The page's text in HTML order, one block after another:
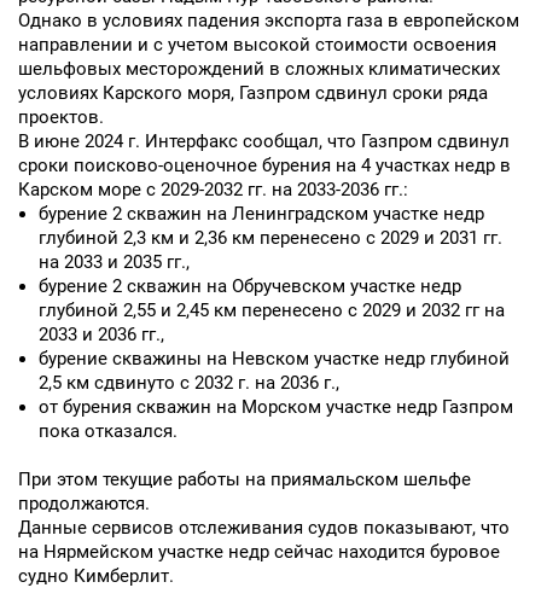
Однако в условиях падения экспорта газа в европейском
направлении и с учетом высокой стоимости освоения
шельфовых месторождений в сложных климатических
условиях Карского моря, Газпром сдвинул сроки ряда
проектов.
В июне 2024 г. Интерфакс сообщал, что Газпром сдвинул
сроки поисково-оценочное бурения на 4 участках недр в
Карском море с 2029-2032 гг. на 2033-2036 гг.:
бурение 2 скважин на Ленинградском участке недр
глубиной 2,3 км и 2,36 км перенесено с 2029 и 2031 гг.
на 2033 и 2035 гг.,
бурение 2 скважин на Обручевском участке недр
глубиной 2,55 и 2,45 км перенесено с 2029 и 2032 гг на
2033 и 2036 гг.,
бурение скважины на Невском участке недр глубиной
2,5 км сдвинуто с 2032 г. на 2036 г.,
от бурения скважин на Морском участке недр Газпром
пока отказался.
При этом текущие работы на приямальском шельфе
продолжаются.
Данные сервисов отслеживания судов показывают, что
на Нярмейском участке недр сейчас находится буровое
судно Кимберлит.